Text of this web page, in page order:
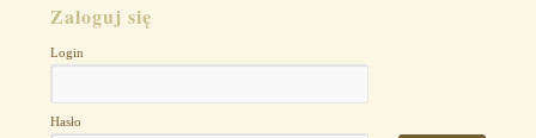
Zaloguj się
Login
Hasło